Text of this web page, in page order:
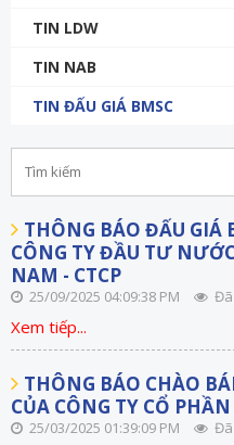
TIN LDW
TIN NAB
TIN ĐẤU GIÁ BMSC
THÔNG BÁO ĐẤU GIÁ
CÔNG TY ĐẦU TƯ
NAM - CTCP
25/09/2025 04:09:38 PM Đã
Xem tiếp...
THÔNG BÁO CHÀO
CỦA CÔNG TY CỔ
25/03/2025 01:39:09 PM Đã